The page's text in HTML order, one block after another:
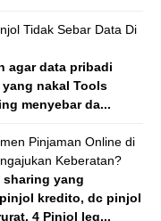
Tidak Sebar Data Di
agar data pribadi
nakal Tools
menyebar da...
Pinjaman Online di
Keberatan?
sharing yang
kredito, dc pinjol
4 Pinjol leg...